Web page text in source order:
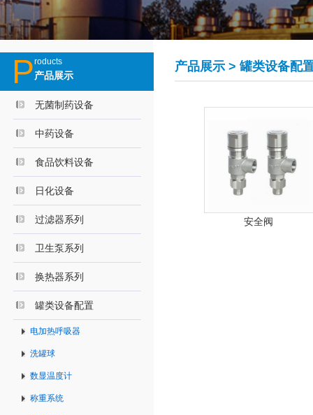
Products
产品展示
无菌制药设备
中药设备
食品饮料设备
日化设备
过滤器系列
卫生泵系列
换热器系列
罐类设备配置
电加热呼吸器
洗罐球
数显温度计
称重系统
产品展示 > 罐类设备配
安全阀